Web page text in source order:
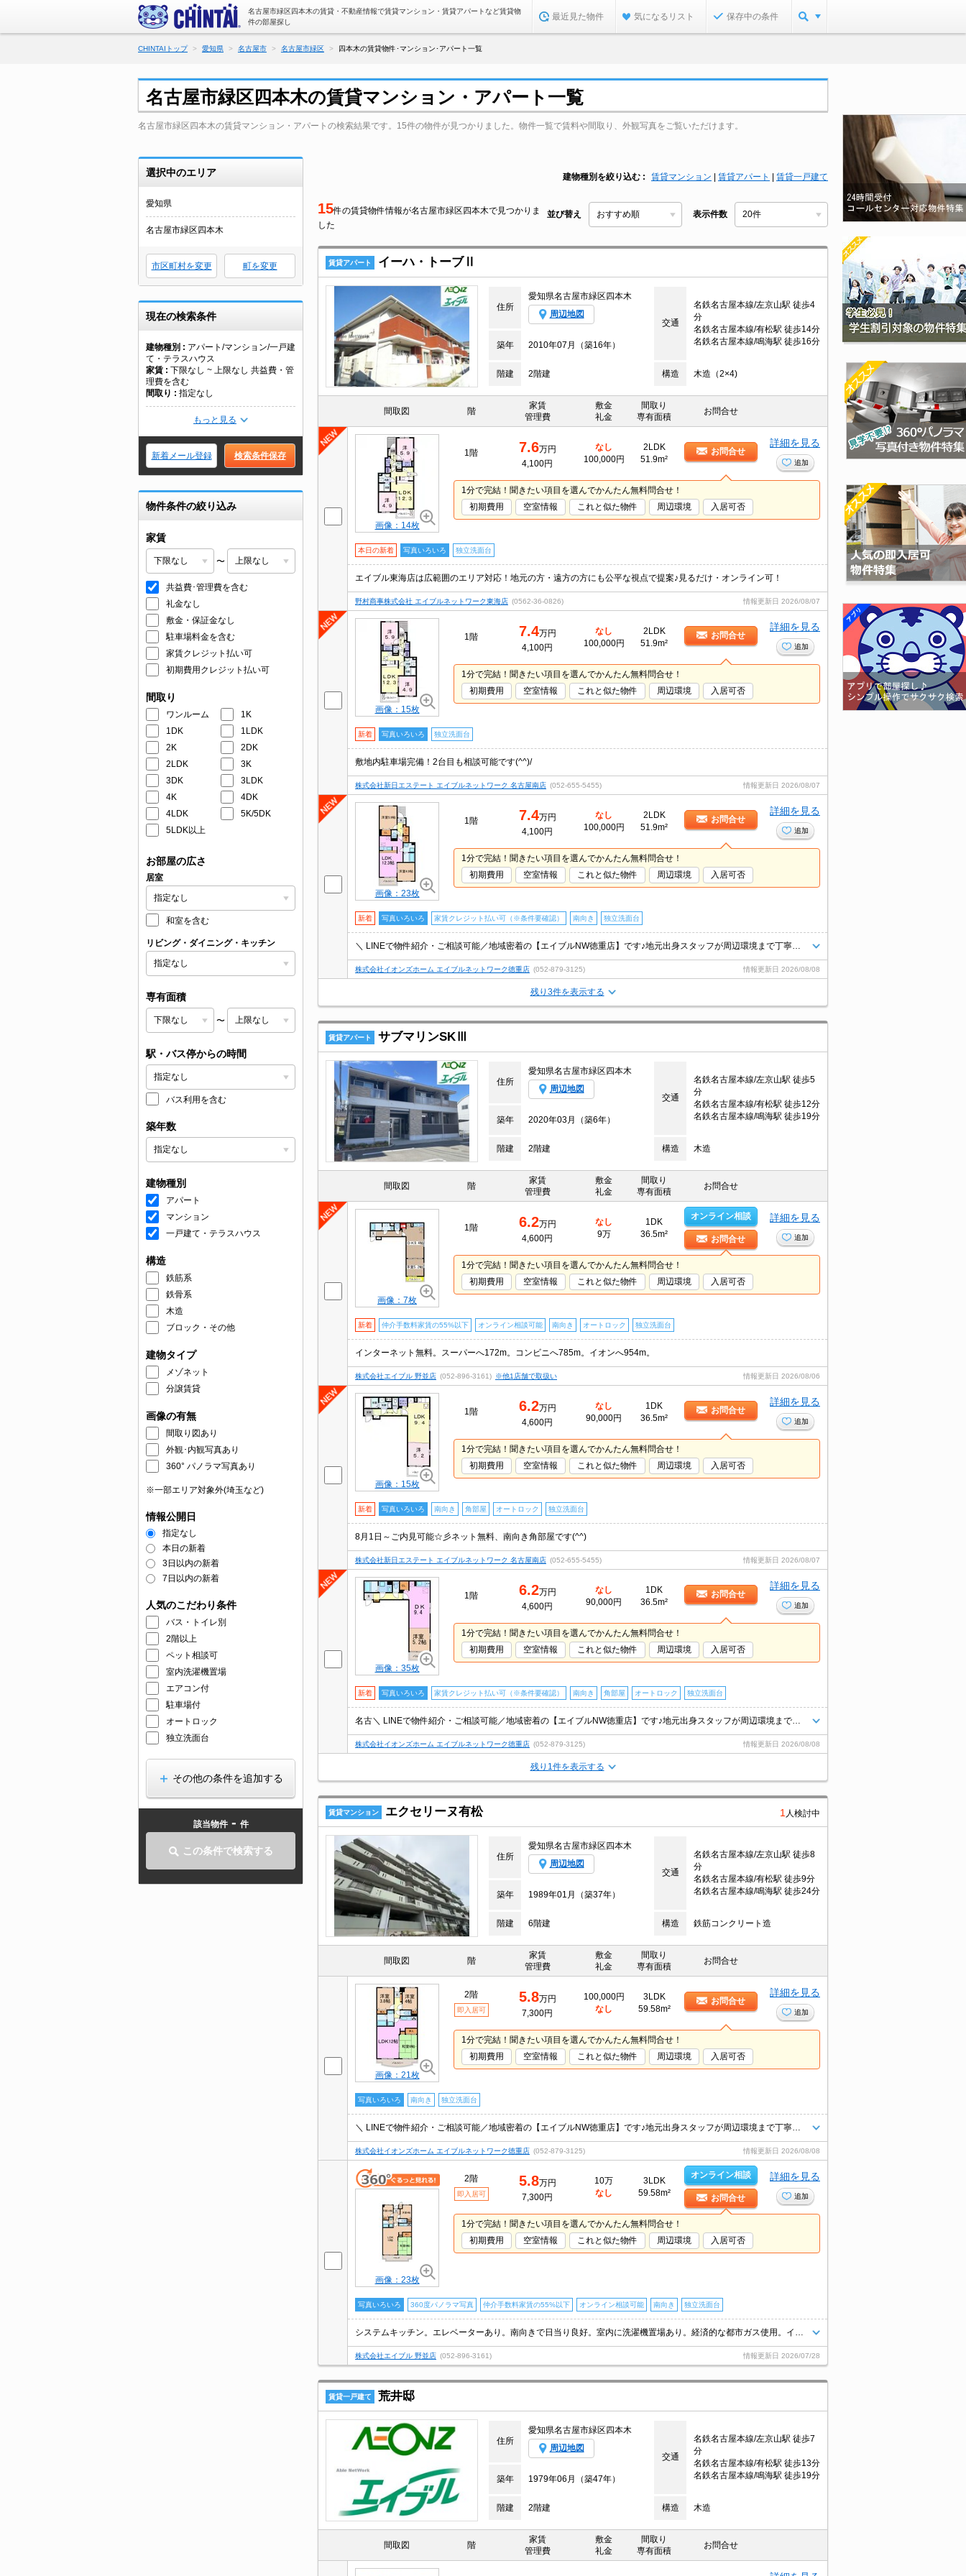
名古屋市緑区四本木の賃貸・不動産情報で賃貸マンション・賃貸アパートなど賃貸物
件の部屋探し
最近見た物件 気になるリスト 保存中の条件
CHINTAIトップ 愛知県 名古屋市 名古屋市緑区 四本木の賃貸物件･マンション･アパート一覧
名古屋市緑区四本木の賃貸マンション・アパート一覧
名古屋市緑区四本木の賃貸マンション・アパートの検索結果です。15件の物件が見つかりました。物件一覧で賃料や間取り、外観写真をご覧いただけます。
選択中のエリア
愛知県
名古屋市緑区四本木
市区町村を変更 町を変更
現在の検索条件
建物種別
アパート/マンション/一戸建
て・テラスハウス
家賃
下限なし ~ 上限なし 共益費・管
理費を含む
間取り
指定なし
もっと見る
新着メール登録 検索条件保存
物件条件の絞り込み
家賃
〜
共益費･管理費を含む
礼金なし
敷金・保証金なし
駐車場料金を含む
家賃クレジット払い可
初期費用クレジット払い可
間取り
ワンルーム
1K
1DK
1LDK
2K
2DK
2LDK
3K
3DK
3LDK
4K
4DK
4LDK
5K/5DK
5LDK以上
お部屋の広さ
居室
和室を含む
リビング・ダイニング・キッチン
専有面積
〜
駅・バス停からの時間
バス利用を含む
築年数
建物種別
アパート
マンション
一戸建て・テラスハウス
構造
鉄筋系
鉄骨系
木造
ブロック・その他
建物タイプ
メゾネット
分譲賃貸
画像の有無
間取り図あり
外観･内観写真あり
360° パノラマ写真あり
※一部エリア対象外(埼玉など)
情報公開日
指定なし
本日の新着
3日以内の新着
7日以内の新着
人気のこだわり条件
バス・トイレ別
2階以上
ペット相談可
室内洗濯機置場
エアコン付
駐車場付
オートロック
独立洗面台
その他の条件を追加する
該当物件 - 件
この条件で検索する
建物種別を絞り込む 賃貸マンション 賃貸アパート 賃貸一戸建て
15件の賃貸物件情報が名古屋市緑区四本木で見つかりま
した
並び替え 表示件数
賃貸アパート イーハ・トーブⅡ
住所
愛知県名古屋市緑区四本木
周辺地図
交通
名鉄名古屋本線/左京山駅 徒歩4
分
名鉄名古屋本線/有松駅 徒歩14分
名鉄名古屋本線/鳴海駅 徒歩16分
築年 2010年07月（築16年）
階建 2階建 構造 木造（2×4)
間取図 階
家賃
管理費
敷金
礼金
間取り
専有面積
お問合せ
画像：14枚
1階 7.6万円
4,100円
なし
100,000円
2LDK
51.9m²
お問合せ
詳細を見る
追加
1分で完結！聞きたい項目を選んでかんたん無料問合せ！
初期費用
空室情報 これと似た物件 周辺環境 入居可否
本日の新着 写真いろいろ 独立洗面台
エイブル東海店は広範囲のエリア対応！地元の方・遠方の方にも公平な視点で提案♪見るだけ・オンライン可！
野村商事株式会社 エイブルネットワーク東海店 (0562-36-0826) 情報更新日 2026/08/07
画像：15枚
1階 7.4万円
4,100円
なし
100,000円
2LDK
51.9m²
お問合せ
詳細を見る
追加
1分で完結！聞きたい項目を選んでかんたん無料問合せ！
初期費用
空室情報 これと似た物件 周辺環境 入居可否
新着 写真いろいろ 独立洗面台
敷地内駐車場完備！2台目も相談可能です(^^)/
株式会社新日エステート エイブルネットワーク 名古屋南店 (052-655-5455) 情報更新日 2026/08/07
画像：23枚
1階 7.4万円
4,100円
なし
100,000円
2LDK
51.9m²
お問合せ
詳細を見る
追加
1分で完結！聞きたい項目を選んでかんたん無料問合せ！
初期費用
空室情報 これと似た物件 周辺環境 入居可否
新着 写真いろいろ 家賃クレジット払い可（※条件要確認） 南向き 独立洗面台
株式会社イオンズホーム エイブルネットワーク徳重店 (052-879-3125) 情報更新日 2026/08/08
残り3件を表示する
賃貸アパート サブマリンSKⅢ
住所
愛知県名古屋市緑区四本木
周辺地図
交通
名鉄名古屋本線/左京山駅 徒歩5
分
名鉄名古屋本線/有松駅 徒歩12分
名鉄名古屋本線/鳴海駅 徒歩19分
築年 2020年03月（築6年）
階建 2階建 構造 木造
間取図 階
家賃
管理費
敷金
礼金
間取り
専有面積
お問合せ
画像：7枚
1階 6.2万円
4,600円
なし
9万
1DK
36.5m²
オンライン相談
お問合せ
詳細を見る
追加
1分で完結！聞きたい項目を選んでかんたん無料問合せ！
初期費用
空室情報 これと似た物件 周辺環境 入居可否
新着 仲介手数料家賃の55%以下 オンライン相談可能 南向き オートロック 独立洗面台
インターネット無料。スーパーへ172m。コンビニへ785m。イオンへ954m。
株式会社エイブル 野並店 (052-896-3161) ※他1店舗で取扱い 情報更新日 2026/08/06
画像：15枚
1階 6.2万円
4,600円
なし
90,000円
1DK
36.5m²
お問合せ
詳細を見る
追加
1分で完結！聞きたい項目を選んでかんたん無料問合せ！
初期費用
空室情報 これと似た物件 周辺環境 入居可否
新着 写真いろいろ 南向き 角部屋 オートロック 独立洗面台
8月1日～ご内見可能☆彡ネット無料、南向き角部屋です(^^)
株式会社新日エステート エイブルネットワーク 名古屋南店 (052-655-5455) 情報更新日 2026/08/07
画像：35枚
1階 6.2万円
4,600円
なし
90,000円
1DK
36.5m²
お問合せ
詳細を見る
追加
1分で完結！聞きたい項目を選んでかんたん無料問合せ！
初期費用
空室情報 これと似た物件 周辺環境 入居可否
新着 写真いろいろ 家賃クレジット払い可（※条件要確認） 南向き 角部屋 オートロック 独立洗面台
株式会社イオンズホーム エイブルネットワーク徳重店 (052-879-3125) 情報更新日 2026/08/08
残り1件を表示する
賃貸マンション エクセリーヌ有松 1 人検討中
住所
愛知県名古屋市緑区四本木
周辺地図
交通
名鉄名古屋本線/左京山駅 徒歩8
分
名鉄名古屋本線/有松駅 徒歩9分
名鉄名古屋本線/鳴海駅 徒歩24分
築年 1989年01月（築37年）
階建 6階建 構造 鉄筋コンクリート造
間取図 階
家賃
管理費
敷金
礼金
間取り
専有面積
お問合せ
画像：21枚
2階
即入居可
5.8万円
7,300円
100,000円
なし
3LDK
59.58m²
お問合せ
詳細を見る
追加
1分で完結！聞きたい項目を選んでかんたん無料問合せ！
初期費用
空室情報 これと似た物件 周辺環境 入居可否
写真いろいろ 南向き 独立洗面台
株式会社イオンズホーム エイブルネットワーク徳重店 (052-879-3125) 情報更新日 2026/08/08
画像：23枚
2階
即入居可
5.8万円
7,300円
10万
なし
3LDK
59.58m²
オンライン相談
お問合せ
詳細を見る
追加
1分で完結！聞きたい項目を選んでかんたん無料問合せ！
初期費用
空室情報 これと似た物件 周辺環境 入居可否
写真いろいろ 360度パノラマ写真 仲介手数料家賃の55%以下 オンライン相談可能 南向き 独立洗面台
株式会社エイブル 野並店 (052-896-3161) 情報更新日 2026/07/28
賃貸一戸建て 荒井邸
住所
愛知県名古屋市緑区四本木
周辺地図
交通
名鉄名古屋本線/左京山駅 徒歩7
分
名鉄名古屋本線/有松駅 徒歩13分
名鉄名古屋本線/鳴海駅 徒歩19分
築年 1979年06月（築47年）
階建 2階建 構造 木造
間取図 階
家賃
管理費
敷金
礼金
間取り
専有面積
お問合せ